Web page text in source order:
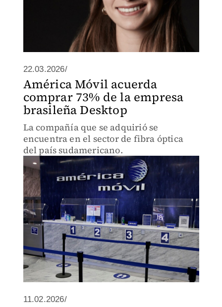
22.03.2026/
América Móvil acuerda
comprar 73% de la empresa
brasileña Desktop
La compañía que se adquirió se
encuentra en el sector de fibra óptica
del país sudamericano.
11.02.2026/